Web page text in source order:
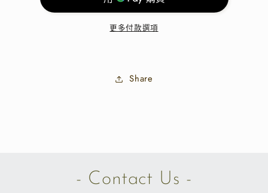
量
減
量
更多付款選項
Share
- Contact Us -